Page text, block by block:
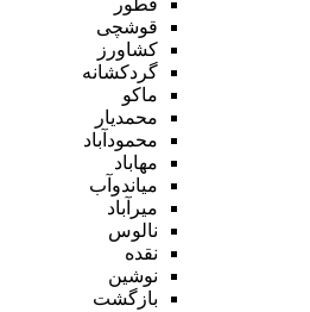
قوشچی
کشاورز
گردکشانه
ماکو
محمدیار
محمودآباد
مهاباد
میاندوآب
میرآباد
نالوس
نقده
نوشین
بازگشت